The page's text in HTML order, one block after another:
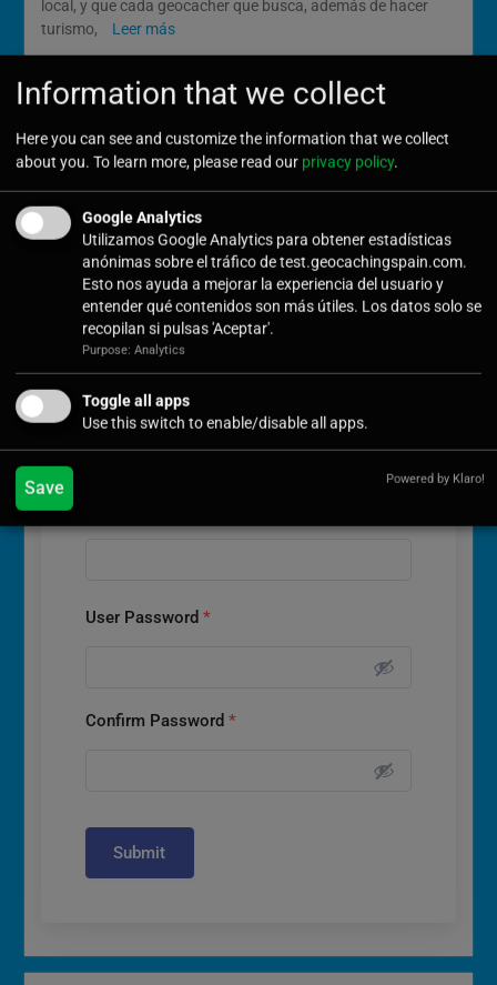
local, y que cada geocacher que busca, además de hacer
turismo,
Leer más
Registro
Formulario para darse de alta en la página de
GeocachingSpain. Para ser autor solicitarlo a
contacta@geocachingspain.com
Username*
User Password *
Confirm Password *
Submit
Information that we collect
Here you can see and customize the information that we collect
about you. To learn more, please read our privacy policy.
Google Analytics
Utilizamos Google Analytics para obtener estadísticas
anónimas sobre el tráfico de test.geocachingspain.com.
Esto nos ayuda a mejorar la experiencia del usuario y
entender qué contenidos son más útiles. Los datos solo se
recopilan si pulsas 'Aceptar'.
Purpose: Analytics
Toggle all apps
Use this switch to enable/disable all apps.
Save Powered by Klaro!